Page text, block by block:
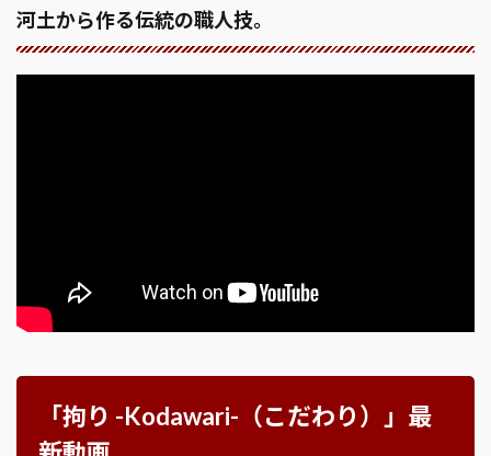
河土から作る伝統の職人技。
「拘り -Kodawari-（こだわり）」最